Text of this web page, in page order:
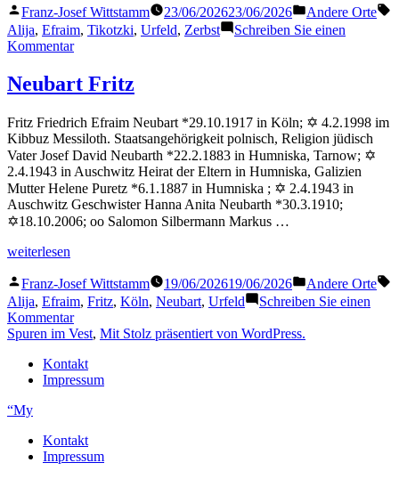
Veröffentlicht
von
Franz-Josef Wittstamm 23/06/202623/06/2026
Veröffentlicht
in
Andere Orte
Alija, Efraim, Tikotzki, Urfeld, Zerbst
Schreiben Sie einen
Kommentarzu
Efraim
Neubart Fritz
Fritz Friedrich Efraim Neubart *29.10.1917 in Köln; ✡ 4.2.1998 im
Kibbuz Messiloth. Staatsangehörigkeit polnisch, Religion jüdisch
Vater Josef David Neubarth *22.2.1883 in Humniska, Tarnow; ✡
2.4.1943 in Auschwitz Heirat der Eltern in Humniska, Galizien
Mutter Helene Puretz *6.1.1887 in Humniska ; ✡ 2.4.1943 in
Auschwitz Geschwister Hanna Anita Neubarth *30.3.1910;
✡18.10.2006; oo Salomon Silbermann Markus …
„Neubart
weiterlesen
Veröffentlicht
von
Franz-Josef Wittstamm 19/06/202619/06/2026
Veröffentlicht
in
Andere Orte
Alija, Efraim, Fritz, Köln, Neubart, Urfeld
Schreiben Sie einen
Kommentarzu
Neubart
Spuren im Vest, Mit Stolz präsentiert von WordPress.
Kontakt
Impressum
“My
Kontakt
Impressum